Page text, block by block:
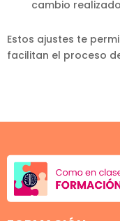
cambio
Estos ajustes te
facilitan el proceso